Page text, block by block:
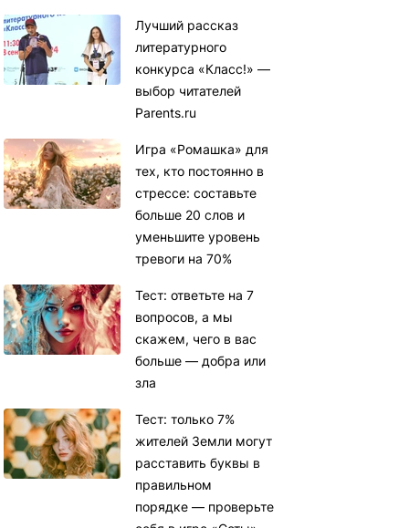
Лучший рассказ
литературного
конкурса «Класс!» —
выбор читателей
Parents.ru
Игра «Ромашка» для
тех, кто постоянно в
стрессе: составьте
больше 20 слов и
уменьшите уровень
тревоги на 70%
Тест: ответьте на 7
вопросов, а мы
скажем, чего в вас
больше — добра или
зла
Тест: только 7%
жителей Земли могут
расставить буквы в
правильном
порядке — проверьте